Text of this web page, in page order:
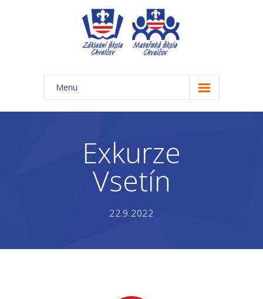
Menu
Úvod
-- Aktuality ZŠ
-- Organizace školního roku ZŠ
Exkurze
Vsetín
22.9.2022